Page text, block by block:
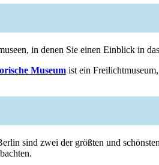
in denen Sie einen Einblick in
Museum ist ein
sind zwei der größten und